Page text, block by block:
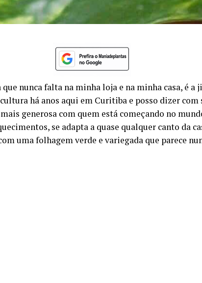
nunca falta na minha loja e na minha casa, é a
há anos aqui em Curitiba e posso dizer com
generosa com quem está começando no
se adapta a quase qualquer canto da
uma folhagem verde e variegada que parece